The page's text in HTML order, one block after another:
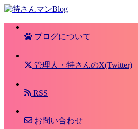
ブログについて
管理人・特さんのX(Twitter)
RSS
お問い合わせ